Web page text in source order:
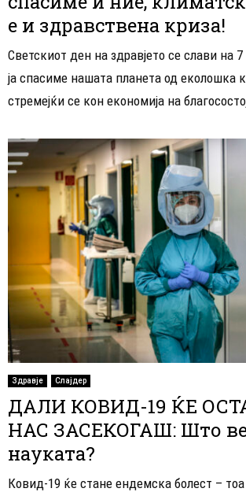
е и здравствена криза!
Светскиот ден на здравјето се слави на
ја спасиме нашата планета од еколошка
стремејќи се кон економија на
Здравје Слајдер
ДАЛИ КОВИД-19 ЌЕ
НАС ЗАСЕКОГАШ: Што
науката?
Ковид-19 ќе стане ендемска болест – тоа